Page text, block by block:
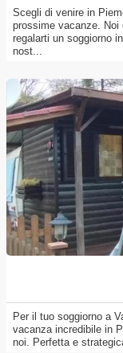
Scegli di venire in
prossime vacanze. Noi
regalarti un soggiorno
nost...
Per il tuo soggiorno a
vacanza incredibile in
noi. Perfetta e